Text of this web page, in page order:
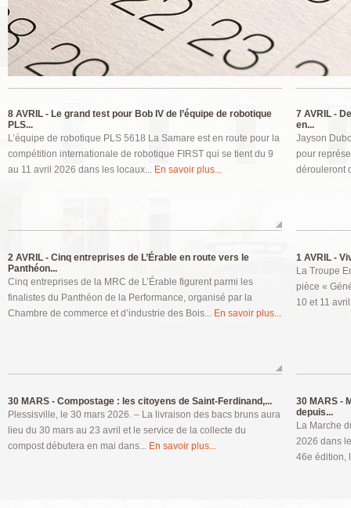
8 AVRIL - Le grand test pour Bob IV de l’équipe de robotique
PLS...
L’équipe de robotique PLS 5618 La Samare est en route pour la
compétition internationale de robotique FIRST qui se tient du 9
au 11 avril 2026 dans les locaux... En savoir plus...
7 AVRIL -
en...
Jayson
pour
dérouleront
2 AVRIL - Cinq entreprises de L’Érable en route vers le
Panthéon...
Cinq entreprises de la MRC de L’Érable figurent parmi les
finalistes du Panthéon de la Performance, organisé par la
Chambre de commerce et d’industrie des Bois... En savoir plus...
1 AVRIL -
La Troupe
pièce «
10 et 11
30 MARS - Compostage : les citoyens de Saint-Ferdinand,...
Plessisville, le 30 mars 2026. – La livraison des bacs bruns aura
lieu du 30 mars au 23 avril et le service de la collecte du
compost débutera en mai dans... En savoir plus...
30 MARS -
depuis...
La Marche
2026 dans
46e édition,
Pages